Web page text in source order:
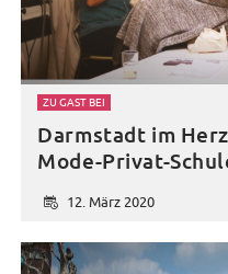
12. März 2020
ZU GAST BEI
Darmstadt im
Mode-Privat-